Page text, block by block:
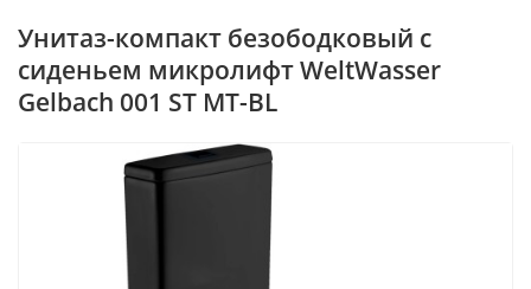
Унитаз-компакт безободковый с
сиденьем микролифт WeltWasser
Gelbach 001 ST MT-BL